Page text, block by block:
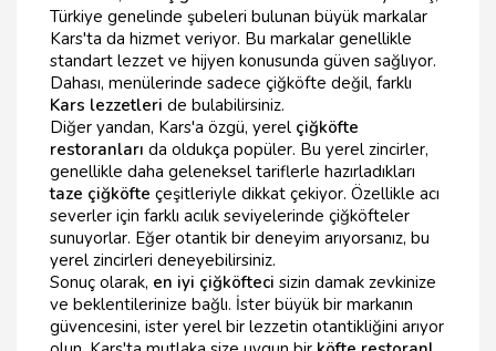
Türkiye genelinde şubeleri bulunan büyük markalar
Kars'ta da hizmet veriyor. Bu markalar genellikle
standart lezzet ve hijyen konusunda güven sağlıyor.
Dahası, menülerinde sadece çiğköfte değil, farklı
Kars lezzetleri de bulabilirsiniz.
Diğer yandan, Kars'a özgü, yerel çiğköfte
restoranları da oldukça popüler. Bu yerel zincirler,
genellikle daha geleneksel tariflerle hazırladıkları
taze çiğköfte çeşitleriyle dikkat çekiyor. Özellikle acı
severler için farklı acılık seviyelerinde çiğköfteler
sunuyorlar. Eğer otantik bir deneyim arıyorsanız, bu
yerel zincirleri deneyebilirsiniz.
Sonuç olarak, en iyi çiğköfteci sizin damak zevkinize
ve beklentilerinize bağlı. İster büyük bir markanın
güvencesini, ister yerel bir lezzetin otantikliğini arıyor